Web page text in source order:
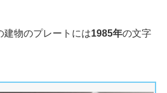
建物のプレートには1985年の文字